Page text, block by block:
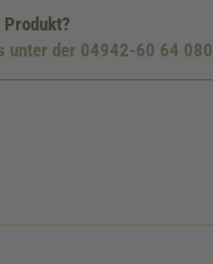
Produkt?
unter der 04942-60 64 080